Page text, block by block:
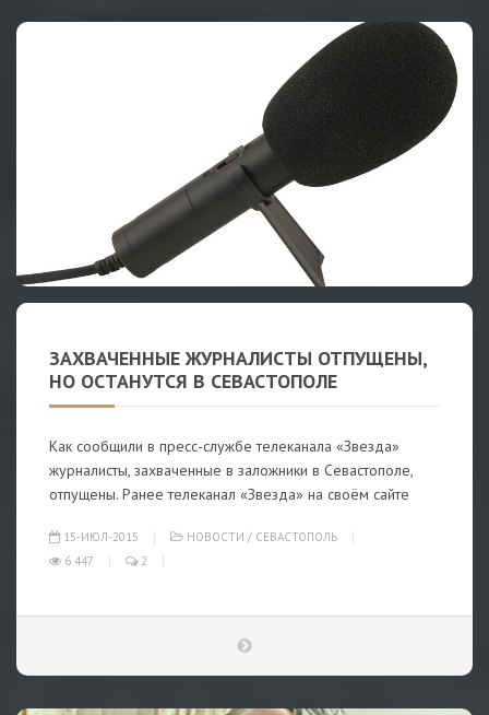
ЗАХВАЧЕННЫЕ ЖУРНАЛИСТЫ ОТПУЩЕНЫ,
НО ОСТАНУТСЯ В СЕВАСТОПОЛЕ
Как сообщили в пресс-службе телеканала «Звезда»
журналисты, захваченные в заложники в Севастополе,
отпущены. Ранее телеканал «Звезда» на своём сайте
15-ИЮЛ-2015 НОВОСТИ / СЕВАСТОПОЛЬ
6 447
2